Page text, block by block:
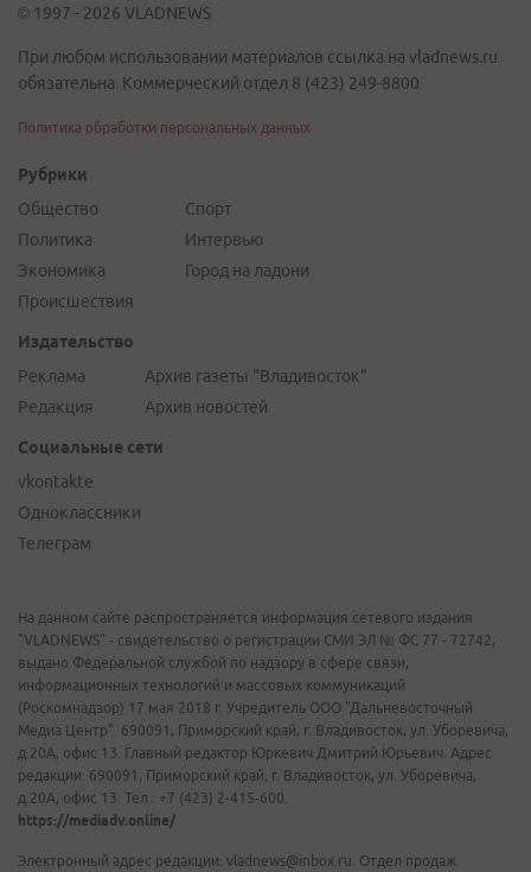
© 1997 - 2026 VLADNEWS
При любом использовании материалов ссылка на vladnews.ru
обязательна. Коммерческий отдел 8 (423) 249-8800
Политика обработки персональных данных
Рубрики
Общество
Политика
Экономика
Происшествия
Спорт
Интервью
Город на ладони
Издательство
Реклама
Редакция
Архив газеты "Владивосток"
Архив новостей
Социальные сети
vkontakte
Одноклассники
Телеграм
На данном сайте распространяется информация сетевого издания
"VLADNEWS" - свидетельство о регистрации СМИ ЭЛ № ФС 77 - 72742,
выдано Федеральной службой по надзору в сфере связи,
информационных технологий и массовых коммуникаций
(Роскомнадзор) 17 мая 2018 г. Учредитель ООО "Дальневосточный
Медиа Центр". 690091, Приморский край, г. Владивосток, ул. Уборевича,
д.20А, офис 13. Главный редактор Юркевич Дмитрий Юрьевич. Адрес
редакции: 690091, Приморский край, г. Владивосток, ул. Уборевича,
д.20А, офис 13. Тел.: +7 (423) 2-415-600.
https://mediadv.online/
Электронный адрес редакции: vladnews@inbox.ru. Отдел продаж